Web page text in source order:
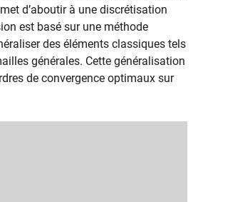
d’aboutir à une discrétisation
est basé sur une méthode
des éléments classiques tels
générales. Cette généralisation
de convergence optimaux sur